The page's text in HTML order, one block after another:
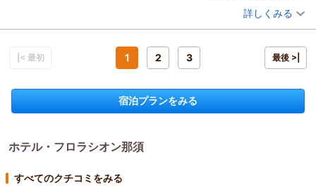
ホテル・フロラシオン那須は広大な牧場の敷地の奥に位置して
おりまして、
渓流の散策路とともに、豊かな自然の環境をおたのしみいただ
けます。
努めて参ります。
末永くご愛顧賜りますよう、お願い申し上げます。
投稿者： まっちゃんさん(女性/60代)
ボトルワイン特典付（夕朝食付）＝
ツイン
12,001～13,000円(大人一人あたり/税込)
ホテル・フロラシオン那須からの返信
またご感想をお寄せいただき重ねて御礼申し上げます。
付きプランを
詳しくみる
|< 最初 1 2 3 最後 >|
宿泊プランをみる
ホテル・フロラシオン那須
すべてのクチコミをみる